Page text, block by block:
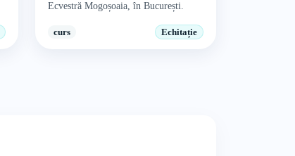
Ecvestră Mogoșoaia, în București.
curs Echitație